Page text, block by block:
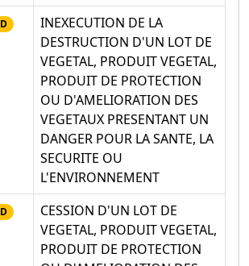
D
INEXECUTION DE LA
DESTRUCTION D'UN LOT DE
VEGETAL, PRODUIT VEGETAL,
PRODUIT DE PROTECTION
OU D'AMELIORATION DES
VEGETAUX PRESENTANT UN
DANGER POUR LA SANTE, LA
SECURITE OU
L'ENVIRONNEMENT
D
CESSION D'UN LOT DE
VEGETAL, PRODUIT VEGETAL,
PRODUIT DE PROTECTION